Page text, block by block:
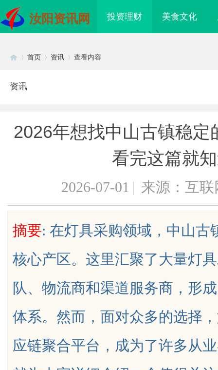
汝阳资讯网 投资理财 美食文化
uz
首页 资讯 查看内容
资讯
2026年想找中山古镇稳
看完这篇就
2026-07-01 | 来源：互联
摘要: 在灯具采购领域，中山古
核心产区。这里汇聚了大量灯
队、物流商和渠道服务商，形
体系。然而，面对众多的选择
应链聚合平台，成为了许多从